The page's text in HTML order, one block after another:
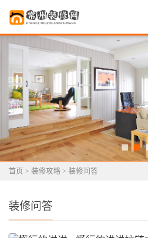
首页 > 装修攻略 > 装修问答
装修问答